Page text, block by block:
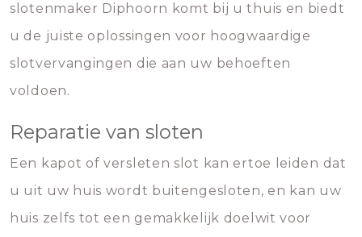
slotenmaker Diphoorn komt bij u thuis en biedt
u de juiste oplossingen voor hoogwaardige
slotvervangingen die aan uw behoeften
voldoen.
Reparatie van sloten
Een kapot of versleten slot kan ertoe leiden dat
u uit uw huis wordt buitengesloten, en kan uw
huis zelfs tot een gemakkelijk doelwit voor